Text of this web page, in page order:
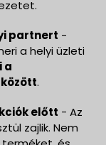
partnert -
a helyi üzleti
a
.
előtt - Az
zajlik. Nem